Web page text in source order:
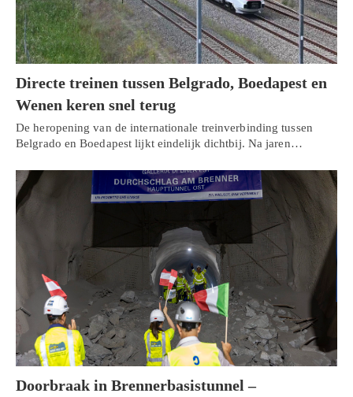
Directe treinen tussen Belgrado, Boedapest en
Wenen keren snel terug
De heropening van de internationale treinverbinding tussen
Belgrado en Boedapest lijkt eindelijk dichtbij. Na jaren…
Doorbraak in Brennerbasistunnel –